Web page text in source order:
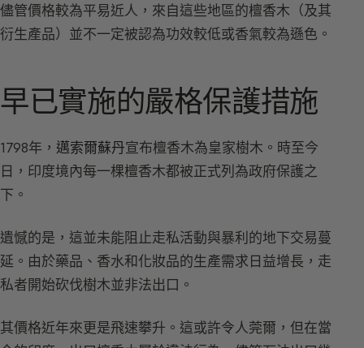
儘管價格較為平易近人，來自這些地區的檀香木（及其
衍生產品）並不一定被認為功效較低或香氣較為遜色。
早已實施的嚴格保護措施
1798年， 邁索爾蘇丹宣布檀香木為皇家樹木。時至今
日，印度境內每一棵檀香木都被正式列為政府保護之
下。
遺憾的是，這並未能阻止走私活動與暴利的地下交易蔓
延。由於藥品、香水和化妝品的生產需求日益增長，走
私者開始砍伐樹木並非法出口。
其價格近年來更是飛速攀升。這或許令人莞爾，但在當